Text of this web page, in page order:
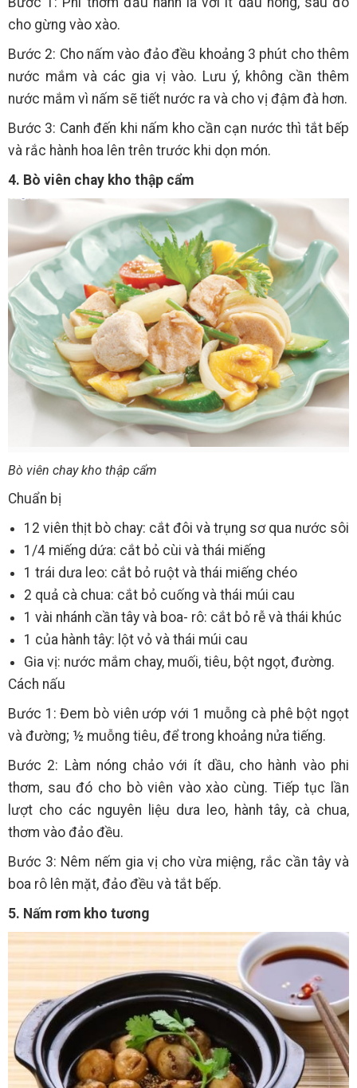
cho gừng vào xào.
Bước 2: Cho nấm vào đảo đều khoảng 3 phút cho thêm
nước mắm và các gia vị vào. Lưu ý, không cần thêm
nước mắm vì nấm sẽ tiết nước ra và cho vị đậm đà hơn.
Bước 3: Canh đến khi nấm kho cần cạn nước thì tắt bếp
và rắc hành hoa lên trên trước khi dọn món.
4. Bò viên chay kho thập cẩm
Bò viên chay kho thập cẩm
Chuẩn bị
12 viên thịt bò chay: cắt đôi và trụng sơ qua nước sôi
1/4 miếng dứa: cắt bỏ cùi và thái miếng
1 trái dưa leo: cắt bỏ ruột và thái miếng chéo
2 quả cà chua: cắt bỏ cuống và thái múi cau
1 vài nhánh cần tây và boa- rô: cắt bỏ rễ và thái khúc
1 của hành tây: lột vỏ và thái múi cau
Gia vị: nước mắm chay, muối, tiêu, bột ngọt, đường.
Cách nấu
Bước 1: Đem bò viên ướp với 1 muỗng cà phê bột ngọt
và đường; ½ muỗng tiêu, để trong khoảng nửa tiếng.
Bước 2: Làm nóng chảo với ít dầu, cho hành vào phi
thơm, sau đó cho bò viên vào xào cùng. Tiếp tục lần
lượt cho các nguyên liệu dưa leo, hành tây, cà chua,
thơm vào đảo đều.
Bước 3: Nêm nếm gia vị cho vừa miệng, rắc cần tây và
boa rô lên mặt, đảo đều và tắt bếp.
5. Nấm rơm kho tương